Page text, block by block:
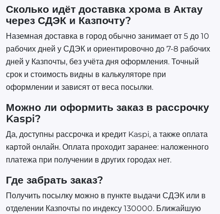
Сколько идёт доставка хрома в Актау
через СДЭК и Казпочту?
Наземная доставка в город обычно занимает от 5 до 10
рабочих дней у СДЭК и ориентировочно до 7-8 рабочих
дней у Казпочты, без учёта дня оформления. Точный
срок и стоимость видны в калькуляторе при
оформлении и зависят от веса посылки.
Можно ли оформить заказ в рассрочку
Kaspi?
Да, доступны рассрочка и кредит Kaspi, а также оплата
картой онлайн. Оплата проходит заранее: наложенного
платежа при получении в других городах нет.
Где забрать заказ?
Получить посылку можно в пункте выдачи СДЭК или в
отделении Казпочты по индексу 130000. Ближайшую